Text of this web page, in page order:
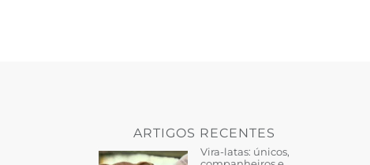
ARTIGOS RECENTES
Vira-latas: únicos,